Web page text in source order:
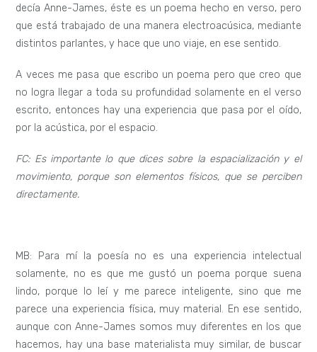
decía Anne-James, éste es un poema hecho en verso, pero
que está trabajado de una manera electroacúsica, mediante
distintos parlantes, y hace que uno viaje, en ese sentido.
A veces me pasa que escribo un poema pero que creo que
no logra llegar a toda su profundidad solamente en el verso
escrito, entonces hay una experiencia que pasa por el oído,
por la acústica, por el espacio.
FC: Es importante lo que dices sobre la espacialización y el
movimiento, porque son elementos físicos, que se perciben
directamente.
MB: Para mí la poesía no es una experiencia intelectual
solamente, no es que me gustó un poema porque suena
lindo, porque lo leí y me parece inteligente, sino que me
parece una experiencia física, muy material. En ese sentido,
aunque con Anne-James somos muy diferentes en los que
hacemos, hay una base materialista muy similar, de buscar